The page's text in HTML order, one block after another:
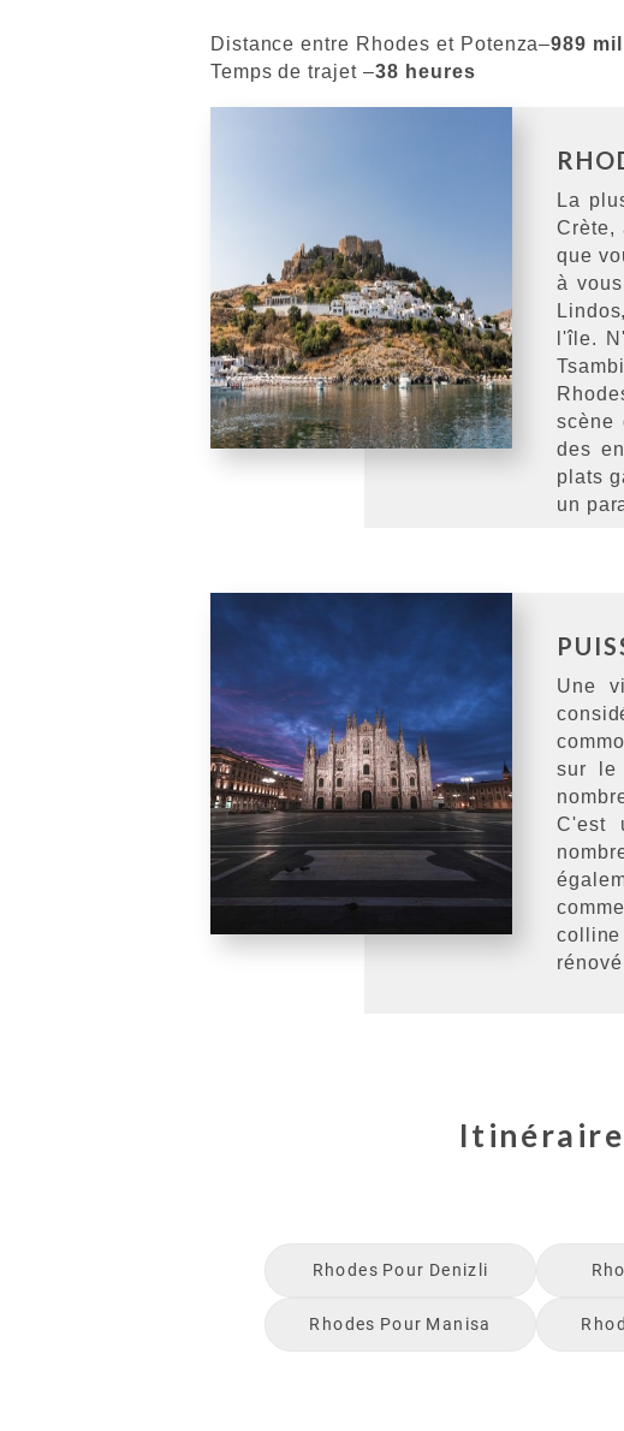
Distance entre Rhodes et Potenza–989
Temps de trajet –38 heures
La
Crète,
que
à
l'île.
scène
des
plats
un
Une
sur le
C'est
colline
Rhodes Pour Denizli
Rhodes Pour Manisa